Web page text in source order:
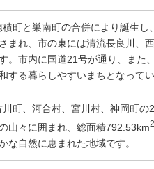
町と巣南町の合併により誕生
まれ、市の東には清流長良川、
。市内に国道21号が通り、また
する暮らしやすいまちとなってい
町、河合村、宮川村、神岡町
山々に囲まれ、総面積792.53km2
な自然に恵まれた地域です。